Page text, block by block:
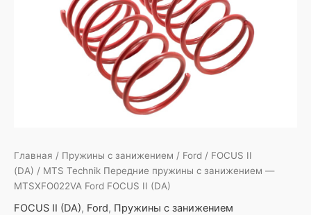
Главная / Пружины с занижением / Ford / FOCUS II
(DA) / MTS Technik Передние пружины с занижением —
MTSXFO022VA Ford FOCUS II (DA)
FOCUS II (DA), Ford, Пружины с занижением